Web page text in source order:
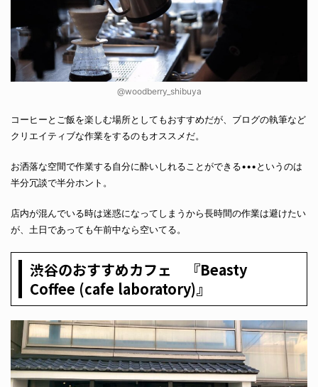
@woodberry_shibuya
コーヒーとご飯を楽しむ場所としてもおすすめだが、ブログの執筆など
クリエイティブな作業をするのもオススメだ。
お洒落な空間で作業する自分に酔いしれることができる•••というのは
半分冗談で半分ホント。
店内が混んでいる時は迷惑になってしまうから長時間の作業は避けたい
が、土日であっても午前中なら空いてる。
渋谷のおすすめカフェ 『Beasty
Coffee (cafe laboratory)』